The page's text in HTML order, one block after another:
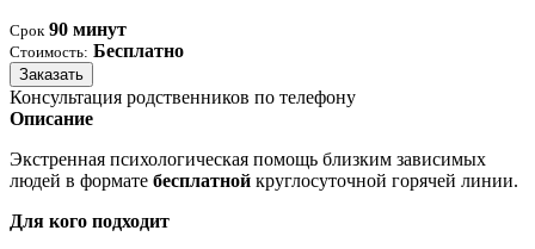
Срок 90 минут
Стоимость: Бесплатно
Заказать
Консультация родственников по телефону
Описание
Экстренная психологическая помощь близким зависимых
людей в формате бесплатной круглосуточной горячей линии.
Для кого подходит